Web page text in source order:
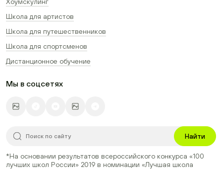
Хоумскулинг
Школа для артистов
Школа для путешественников
Школа для спортсменов
Дистанционное обучение
Мы в соцсетях
Найти
*На основании результатов всероссийского конкурса «100
лучших школ России» 2019 в номинации «Лучшая школа